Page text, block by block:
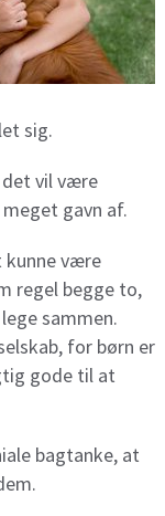
sig.
vil være
gavn af.
kunne være
regel begge to,
sammen.
for børn er
gode til at
bagtanke, at